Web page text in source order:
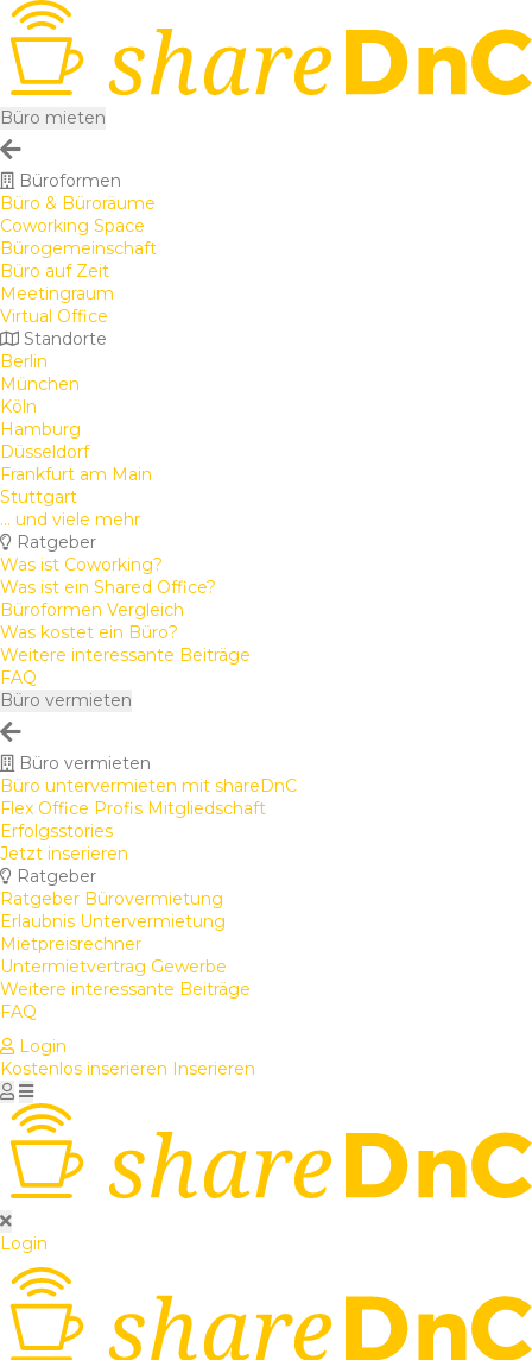
Büro mieten
Büroformen
Büro & Büroräume
Coworking Space
Bürogemeinschaft
Büro auf Zeit
Meetingraum
Virtual Office
Standorte
Berlin
München
Köln
Hamburg
Düsseldorf
Frankfurt am Main
Stuttgart
... und viele mehr
Ratgeber
Was ist Coworking?
Was ist ein Shared Office?
Büroformen Vergleich
Was kostet ein Büro?
Weitere interessante Beiträge
FAQ
Büro vermieten
Büro vermieten
Büro untervermieten mit shareDnC
Flex Office Profis Mitgliedschaft
Erfolgsstories
Jetzt inserieren
Ratgeber
Ratgeber Bürovermietung
Erlaubnis Untervermietung
Mietpreisrechner
Untermietvertrag Gewerbe
Weitere interessante Beiträge
FAQ
Login
Kostenlos inserieren Inserieren
Login